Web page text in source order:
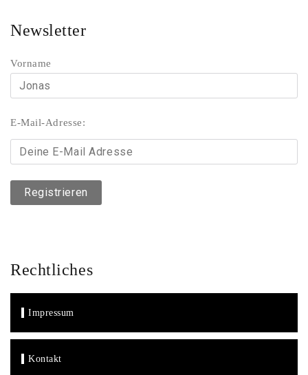
Newsletter
Vorname
E-Mail-Adresse:
Rechtliches
Impressum
Kontakt